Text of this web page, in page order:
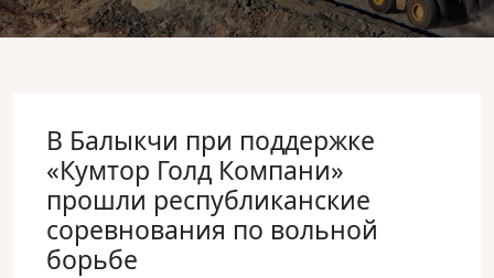
В Балыкчи при поддержке
«Кумтор Голд Компани»
прошли республиканские
соревнования по вольной
борьбе